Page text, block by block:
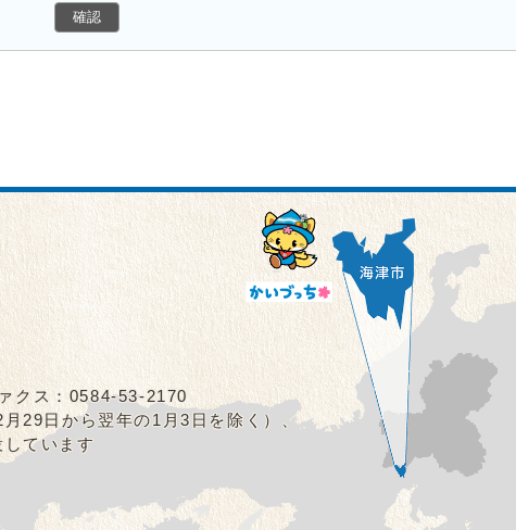
クス：0584-53-2170
29日から翌年の1月3日を除く）、
ています